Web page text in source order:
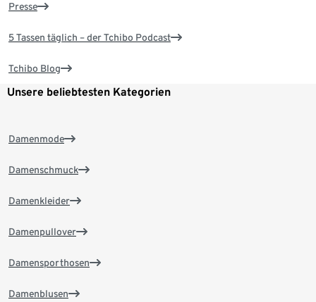
Presse
5 Tassen täglich – der Tchibo Podcast
Tchibo Blog
Unsere beliebtesten Kategorien
Damenmode
Damenschmuck
Damenkleider
Damenpullover
Damensporthosen
Damenblusen